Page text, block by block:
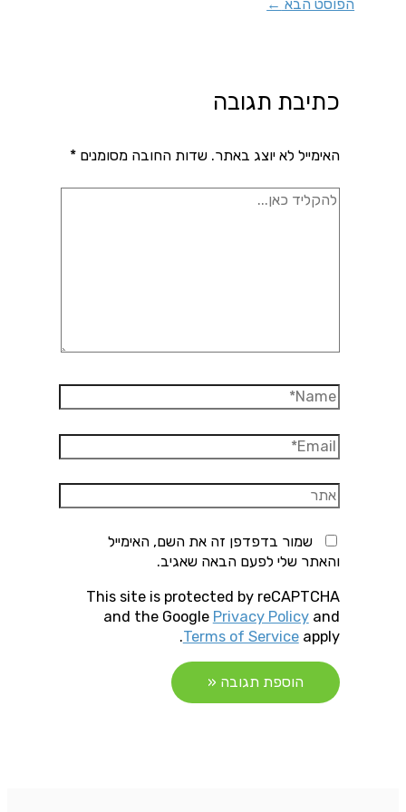
הפוסט הבא ←
כתיבת תגובה
האימייל לא יוצג באתר. שדות החובה מסומנים*
להקליד
Name*
Email*
אתר
שמור בדפדפן זה את השם, האימייל
והאתר שלי לפעם הבאה שאגיב.
This site is protected by reCAPTCHA
and the Google Privacy Policyand
Terms of Serviceapply.